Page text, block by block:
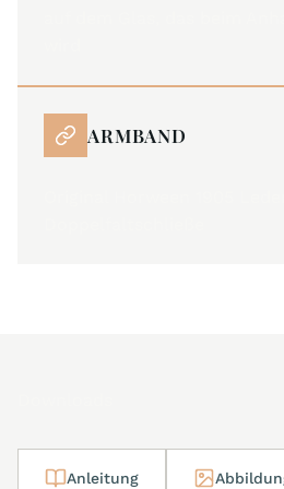
ARMBAND
Anleitung